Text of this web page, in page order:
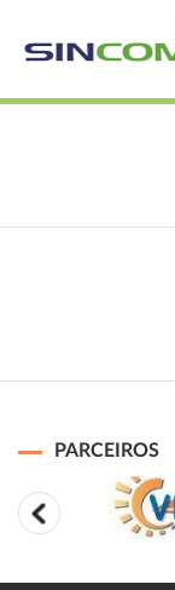
PARCEIROS